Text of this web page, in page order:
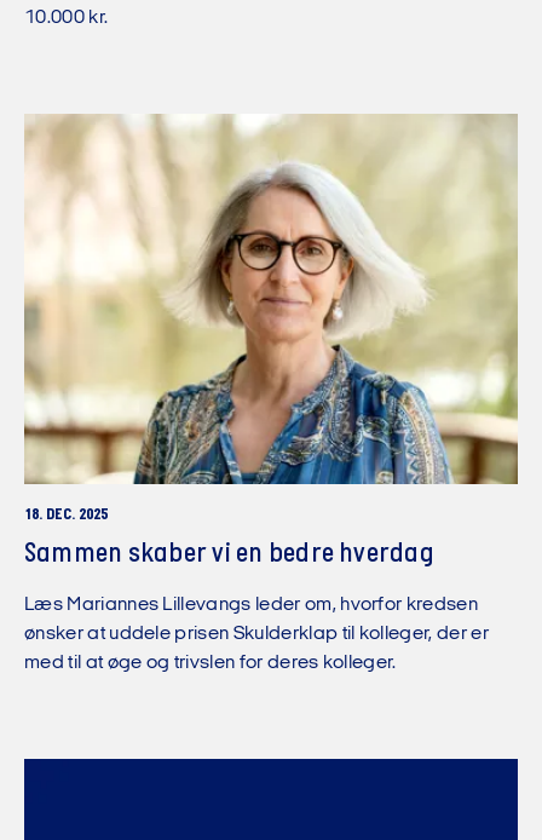
10.000 kr.
18. DEC. 2025
Sammen skaber vi en bedre hverdag
Læs Mariannes Lillevangs leder om, hvorfor kredsen
ønsker at uddele prisen Skulderklap til kolleger, der er
med til at øge og trivslen for deres kolleger.